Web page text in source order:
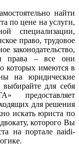
найти
по цене на услуги,
специализации,
право, трудовое
законодательство,
права – все они
которых имеются в
на юридические
для себя
предоставляет
для решения
искать юриста по
которого Вы
на портале naidi-